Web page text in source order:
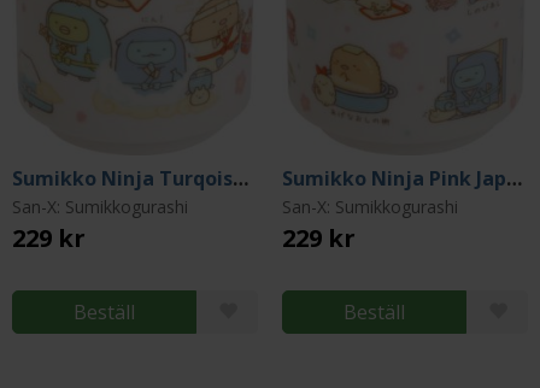
Sumikko Ninja Turqoise Japanese Teacup
San-X: Sumikkogurashi
229 kr
Beställ
Sumikko Ninja Pink Japanese Teacup
San-X: Sumikkogurashi
229 kr
Beställ